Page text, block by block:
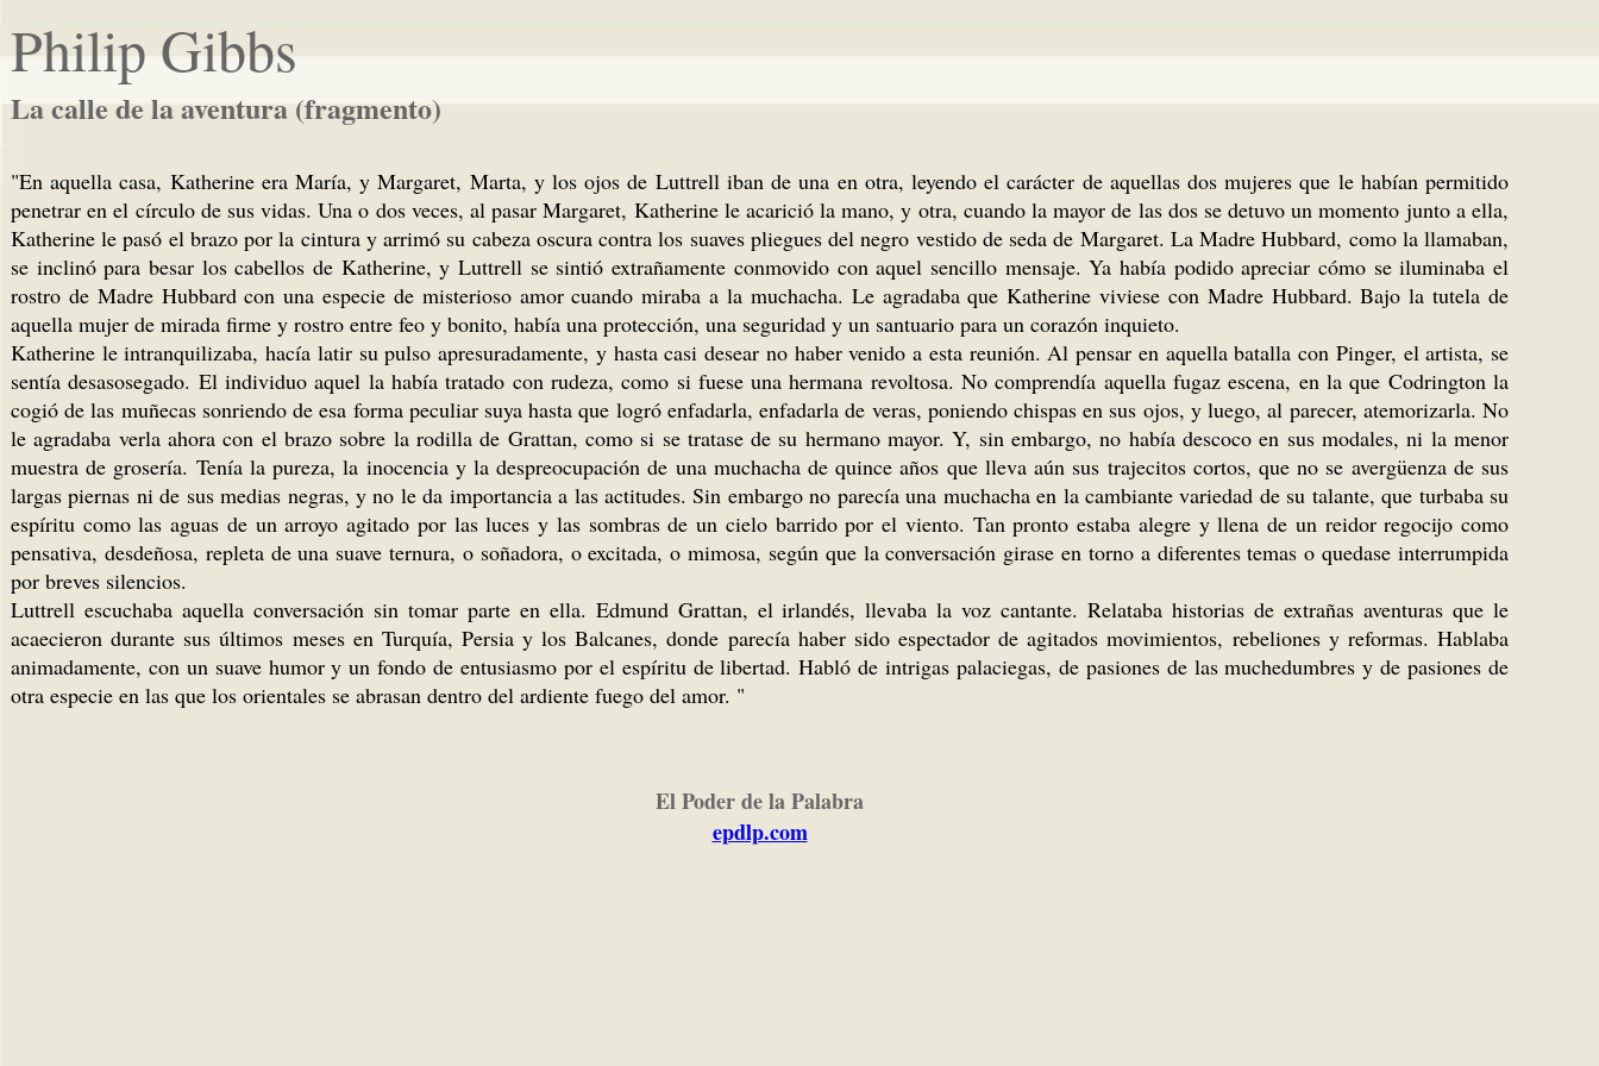
Philip Gibbs
La calle de la aventura (fragmento)
"En aquella casa, Katherine era María, y Margaret, Marta, y los ojos de Luttrell iban de una en otra, leyendo el carácter de aquellas dos mujeres que le habían permitido
penetrar en el círculo de sus vidas. Una o dos veces, al pasar Margaret, Katherine le acarició la mano, y otra, cuando la mayor de las dos se detuvo un momento junto a ella,
Katherine le pasó el brazo por la cintura y arrimó su cabeza oscura contra los suaves pliegues del negro vestido de seda de Margaret. La Madre Hubbard, como la llamaban,
se inclinó para besar los cabellos de Katherine, y Luttrell se sintió extrañamente conmovido con aquel sencillo mensaje. Ya había podido apreciar cómo se iluminaba el
rostro de Madre Hubbard con una especie de misterioso amor cuando miraba a la muchacha. Le agradaba que Katherine viviese con Madre Hubbard. Bajo la tutela de
aquella mujer de mirada firme y rostro entre feo y bonito, había una protección, una seguridad y un santuario para un corazón inquieto.
Katherine le intranquilizaba, hacía latir su pulso apresuradamente, y hasta casi desear no haber venido a esta reunión. Al pensar en aquella batalla con Pinger, el artista, se
sentía desasosegado. El individuo aquel la había tratado con rudeza, como si fuese una hermana revoltosa. No comprendía aquella fugaz escena, en la que Codrington la
cogió de las muñecas sonriendo de esa forma peculiar suya hasta que logró enfadarla, enfadarla de veras, poniendo chispas en sus ojos, y luego, al parecer, atemorizarla. No
le agradaba verla ahora con el brazo sobre la rodilla de Grattan, como si se tratase de su hermano mayor. Y, sin embargo, no había descoco en sus modales, ni la menor
muestra de grosería. Tenía la pureza, la inocencia y la despreocupación de una muchacha de quince años que lleva aún sus trajecitos cortos, que no se avergüenza de sus
largas piernas ni de sus medias negras, y no le da importancia a las actitudes. Sin embargo no parecía una muchacha en la cambiante variedad de su talante, que turbaba su
espíritu como las aguas de un arroyo agitado por las luces y las sombras de un cielo barrido por el viento. Tan pronto estaba alegre y llena de un reidor regocijo como
pensativa, desdeñosa, repleta de una suave ternura, o soñadora, o excitada, o mimosa, según que la conversación girase en torno a diferentes temas o quedase interrumpida
por breves silencios.
Luttrell escuchaba aquella conversación sin tomar parte en ella. Edmund Grattan, el irlandés, llevaba la voz cantante. Relataba historias de extrañas aventuras que le
acaecieron durante sus últimos meses en Turquía, Persia y los Balcanes, donde parecía haber sido espectador de agitados movimientos, rebeliones y reformas. Hablaba
animadamente, con un suave humor y un fondo de entusiasmo por el espíritu de libertad. Habló de intrigas palaciegas, de pasiones de las muchedumbres y de pasiones de
otra especie en las que los orientales se abrasan dentro del ardiente fuego del amor. "
El Poder de la Palabra
epdlp.com